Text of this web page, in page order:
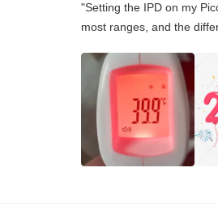
"Setting the IPD on my
most ranges, and the